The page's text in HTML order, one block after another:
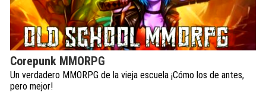
Corepunk MMORPG
Un verdadero MMORPG de la vieja escuela ¡Cómo los de antes,
pero mejor!